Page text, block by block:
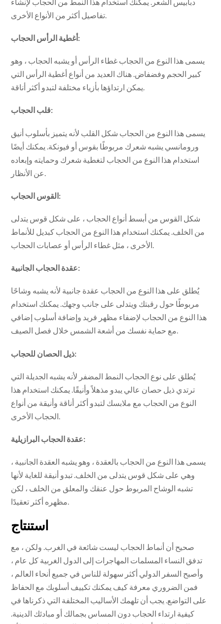
تفاصيل أكثر من الأنواع الأخرى.
أغطية الرأس الحجاب:
يسمى هذا النوع من الحجاب غطاء الرأس أو يشبه الحجاب ، وهو
كبير الحجم وفضفاض. هناك العديد من أنواع أغطية الرأس التي
يمكن ارتداؤها بأزياء مختلفة لتبدو أكثر أناقة.
قلب الحجاب:
يسمى هذا النوع من الحجاب شكل القلب لأنه يتميز بأسلوب أنيق
ورومانسي يشبه شعرك مربوطًا بقوس أو فيونكة. يمكنك أيضًا
استخدام هذا النوع من الحجاب لتغطية شعرك وحمايته وإبعاده
القوس الحجاب:
شكل القوس من أبسط أنواع الحجاب ، على شكل قوس يتدلى
من الخلف. يمكنك استخدام هذا النوع من الحجاب كبديل للأنماط
الأخرى ، مثل غطاء الرأس أو عصابات الحجاب.
عقدة الحجاب الجانبية:
يُطلق على هذا النوع من الحجاب عقدة جانبية لأنه يشبه وشاحًا
مربوطًا حول رقبتك ويتدلى على جانب وجهك. يمكنك استخدام
هذا النوع من الحجاب لإضفاء مظهر فريد وإضافة أسلوب إضافي
مع حماية نفسك من أشعة الشمس خلال فصل الصيف.
ذيل الحصان للحجاب:
يُطلق على نوع الحجاب النمط المضفر لأنه يشبه الجديلة التي
ترتدي ذيل حصان عالي يبدو مذهلاً وأنيقًا. يمكنك استخدام هذا
النوع من الحجاب مع ملابسك لتبدو أكثر أناقة وأنيقة من أنواع
عقدة الحجاب البرازيلية:
يسمى هذا النوع من الحجاب بالعقدة ، وهو يشبه العقدة الجانبية ،
وهي على شكل قوس يتدلى من الخلف. تبدو أنيقة للغاية لأنها
تشبه الوشاح المربوط حول عنقك والمعلق من الخلف ، لكن
مظهره أكثر تعقيدًا.
استنتاج
صحيح أن أنماط الحجاب ليست شائعة في الغرب. ولكن ، مع
تدفق النساء المسلمات المهاجرات إلى الدول الغربية كل عام ،
وأصبح السفر الدولي أكثر سهولة للناس في جميع أنحاء العالم ،
فمن الضروري معرفة كيف يمكنك تكييف أسلوبك مع الحفاظ
على التواضع. يجب أن تلهمك الأساليب المختلفة التي ذكرناها في
كيفية ارتداء الحجاب دون المساس بجمالك أو مبادئك الدينية.